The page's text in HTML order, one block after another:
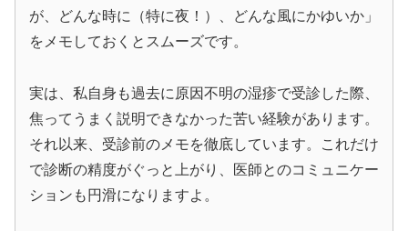
が、どんな時に（特に夜！）、どんな風にかゆいか」
をメモしておくとスムーズです。
実は、私自身も過去に原因不明の湿疹で受診した際、
焦ってうまく説明できなかった苦い経験があります。
それ以来、受診前のメモを徹底しています。これだけ
で診断の精度がぐっと上がり、医師とのコミュニケー
ションも円滑になりますよ。